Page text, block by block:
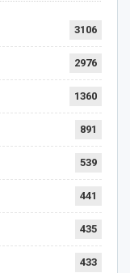
3106
2976
1360
891
539
441
435
433